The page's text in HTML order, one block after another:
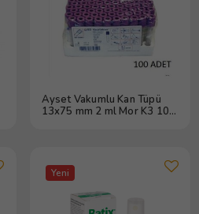
Ayset Vakumlu Kan Tüpü
13x75 mm 2 ml Mor K3 100
Yeni